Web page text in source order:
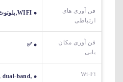
فن آوری های
ارتباطی
WIFI,بلوتوث, NFC
فن آوری مکان
یابی
✅
Wi-Fi
dual-band,